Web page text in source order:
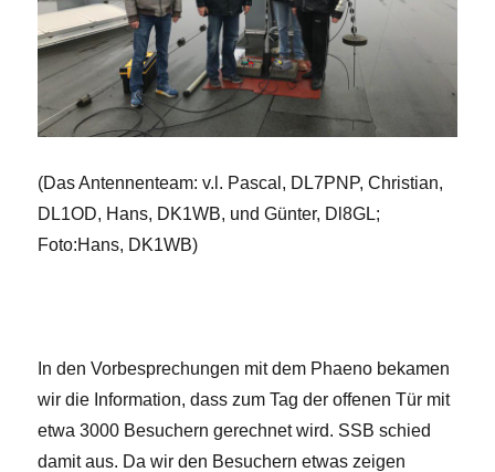
(Das Antennenteam: v.l. Pascal, DL7PNP, Christian,
DL1OD, Hans, DK1WB, und Günter, Dl8GL;
Foto:Hans, DK1WB)
In den Vorbesprechungen mit dem Phaeno bekamen
wir die Information, dass zum Tag der offenen Tür mit
etwa 3000 Besuchern gerechnet wird. SSB schied
damit aus. Da wir den Besuchern etwas zeigen